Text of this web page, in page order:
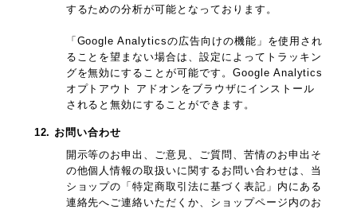
するための分析が可能となっております。
「Google Analyticsの広告向けの機能」を使用され
ることを望まない場合は、設定によってトラッキン
グを無効にすることが可能です。Google Analytics
オプトアウト アドオンをブラウザにインストール
されると無効にすることができます。
12. お問い合わせ
開示等のお申出、ご意見、ご質問、苦情のお申出そ
の他個人情報の取扱いに関するお問い合わせは、当
ショップの「特定商取引法に基づく表記」内にある
連絡先へご連絡いただくか、ショップページ内のお